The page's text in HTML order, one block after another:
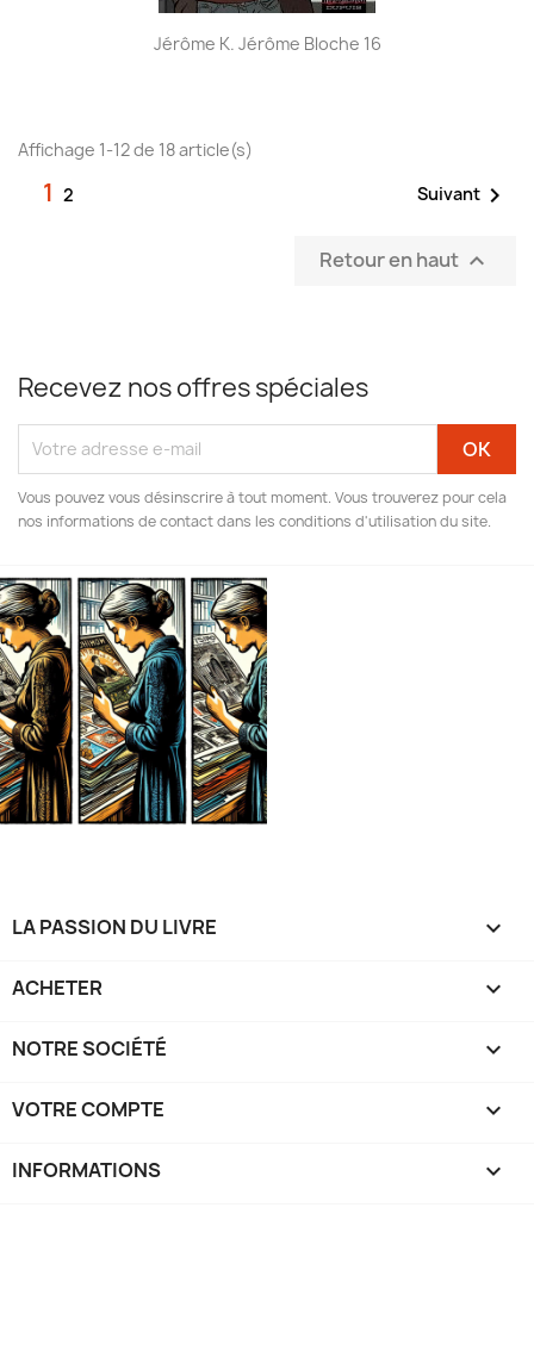
Jérôme K. Jérôme Bloche 16
Affichage 1-12 de 18 article(s)
1 2 Suivant 
Retour en haut 
Recevez nos offres spéciales
Vous pouvez vous désinscrire à tout moment. Vous trouverez pour cela
nos informations de contact dans les conditions d'utilisation du site.
LA PASSION DU LIVRE 
ACHETER 
NOTRE SOCIÉTÉ 
VOTRE COMPTE 
INFORMATIONS keyboard_arrow_down